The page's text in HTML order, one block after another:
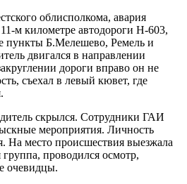
облисполкома, авария
м километре автодороги Н-603,
пункты Б.Мелешево, Ремель и
двигался в направлении
дороги вправо он не
съехал в левый кювет, где
скрылся. Сотрудники ГАИ
мероприятия. Личность
На место происшествия выезжала
группа, проводился осмотр,
очевидцы.